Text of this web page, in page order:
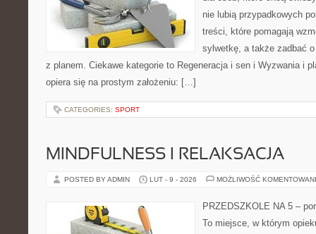
nie lubią przypadkowych
treści, które pomagają
sylwetkę, a także zadbać
z planem. Ciekawe kategorie to Regeneracja i sen i Wyzwania i
opiera się na prostym założeniu: […]
CATEGORIES: SPORT
MINDFULNESS I RELAKSACJA
POSTED BY ADMIN LUT - 9 - 2026 MOŻLIWOŚĆ
PRZEDSZKOLE NA 5 –
To miejsce, w którym